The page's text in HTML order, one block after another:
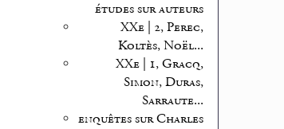
études sur auteurs
XXe | 2, Perec,
Koltès, Noël...
XXe | 1, Gracq,
Simon, Duras,
Sarraute...
enquêtes sur Charles